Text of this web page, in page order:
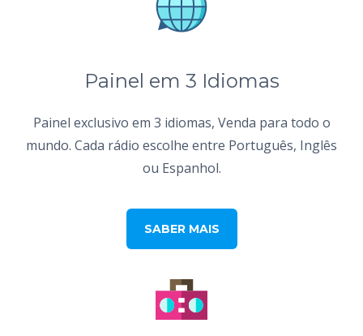
Painel em 3 Idiomas
Painel exclusivo em 3 idiomas, Venda para todo o
mundo. Cada rádio escolhe entre Português, Inglês
ou Espanhol.
SABER MAIS